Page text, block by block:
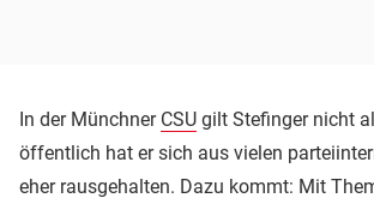
In der Münchner CSU gilt Stefinger nicht
öffentlich hat er sich aus vielen
eher rausgehalten. Dazu kommt: Mit